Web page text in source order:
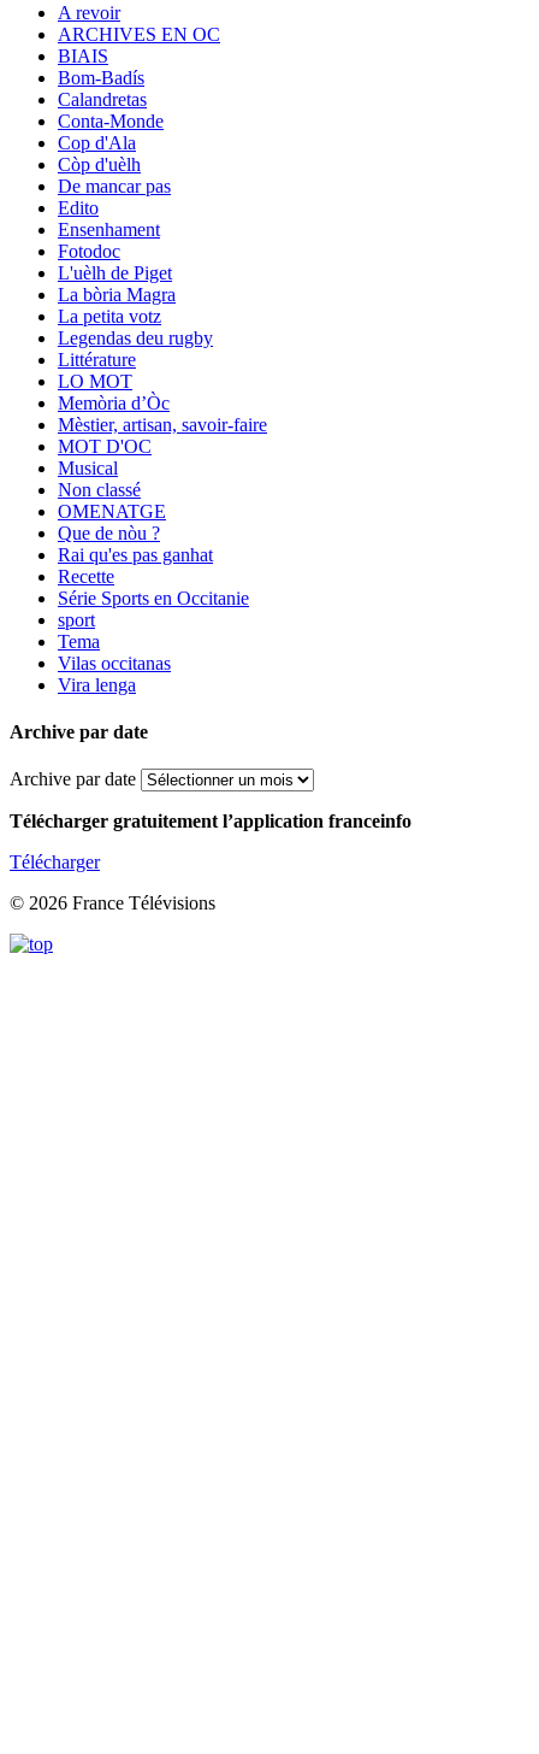
A revoir
ARCHIVES EN OC
BIAIS
Bom-Badís
Calandretas
Conta-Monde
Cop d'Ala
Còp d'uèlh
De mancar pas
Edito
Ensenhament
Fotodoc
L'uèlh de Piget
La bòria Magra
La petita votz
Legendas deu rugby
Littérature
LO MOT
Memòria d’Òc
Mèstier, artisan, savoir-faire
MOT D'OC
Musical
Non classé
OMENATGE
Que de nòu ?
Rai qu'es pas ganhat
Recette
Série Sports en Occitanie
sport
Tema
Vilas occitanas
Vira lenga
Archive par date
Archive par date
Télécharger gratuitement l’application franceinfo
Télécharger
© 2026 France Télévisions